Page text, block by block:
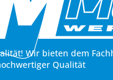
Wir bieten dem
Qualität